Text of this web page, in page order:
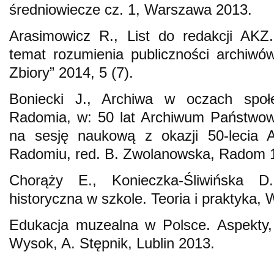
średniowiecze cz. 1, Warszawa 2013.
Arasimowicz R., List do redakcji
temat rozumienia publiczności
Zbiory” 2014, 5 (7).
Boniecki J., Archiwa w oczach
Radomia, w: 50 lat Archiwum
na sesję naukową z okazji 50-lecia
Radomiu, red. B. Zwolanowska, Radom
Chorąży E., Konieczka-Śliwińska
historyczna w szkole. Teoria i praktyka,
Edukacja muzealna w Polsce.
Wysok, A. Stępnik, Lublin 2013.